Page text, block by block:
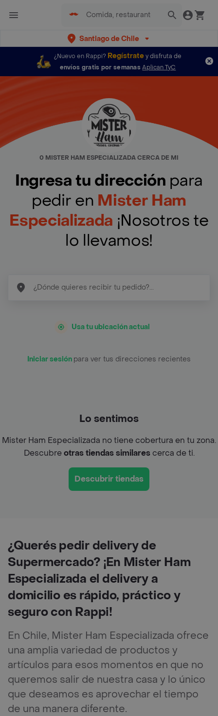
Santiago de Chile
¿Nuevo en Rappi? Regístratey disfruta de
envíos gratis por semanas Aplican TyC
0 MISTER HAM ESPECIALIZADA CERCA DE MI
Ingresa tu dirección para
pedir en Mister Ham
Especializada ¡Nosotros te
lo llevamos!
Usa tu ubicación actual
Iniciar sesión para ver tus direcciones recientes
Lo sentimos
Mister Ham Especializada no tiene cobertura en tu zona.
Descubreotras tiendas similarescerca de ti.
Descubrir tiendas
¿Querés pedir delivery de
Supermercado? ¡En Mister Ham
Especializada el delivery a
domicilio es rápido, práctico y
seguro con Rappi!
En Chile, Mister Ham Especializada ofrece
una amplia variedad de productos y
artículos para esos momentos en que no
queremos salir de nuestra casa y lo único
que deseamos es aprovechar el tiempo
de una manera diferente.